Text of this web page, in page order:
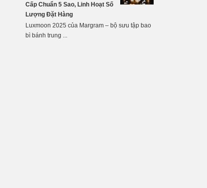
Cấp Chuẩn 5 Sao, Linh Hoạt Số
Lượng Đặt Hàng
Luxmoon 2025 của Margram – bộ sưu tập bao
bì bánh trung ...